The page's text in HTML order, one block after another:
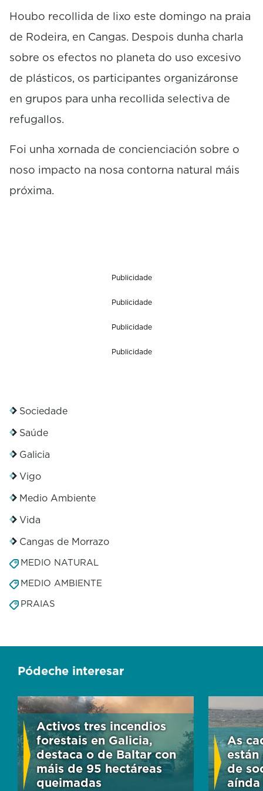
o
d
Houbo recollida de lixo este domingo na praia
de Rodeira, en Cangas. Despois dunha charla
sobre os efectos no planeta do uso excesivo
de plásticos, os participantes organizáronse
en grupos para unha recollida selectiva de
refugallos.
Foi unha xornada de concienciación sobre o
noso impacto na nosa contorna natural máis
próxima.
Publicidade
Publicidade
Publicidade
Publicidade
Sociedade
Saúde
Galicia
Vigo
Medio Ambiente
Vida
Cangas de Morrazo
MEDIO NATURAL
MEDIO AMBIENTE
PRAIAS
Pódeche interesar
Activos tres incendios
forestais en Galicia,
destaca o de Baltar con
máis de 95 hectáreas
queimadas
As
están
de